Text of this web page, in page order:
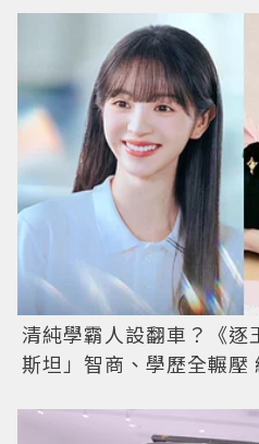
清純學霸人設翻車？《逐
斯坦」智商、學歷全輾壓